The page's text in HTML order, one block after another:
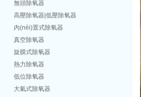
無頭除氧器
高壓除氧器|低壓除氧器
內(nèi)置式除氧器
真空除氧器
旋膜式除氧器
熱力除氧器
低位除氧器
大氣式除氧器